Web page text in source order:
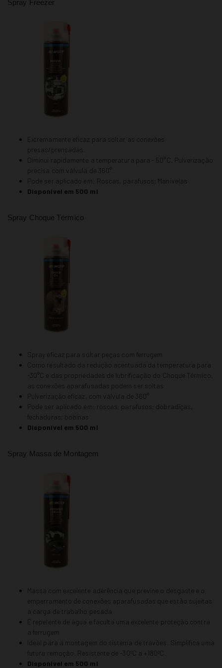
Spray Freezer
Extremamente eficaz para soltar as conexões
presas/prensadas.
Diminui rapidamente a temperatura para - 50°C. Pulverização
precisa com válvula de 360°.
Pode ser aplicado em: Roscas, parafusos; Manivelas
Disponível em 500 ml
Spray Choque Térmico
Spray eficaz para soltar peças com ferrugem
Como resultado da redução acentuada da temperatura para
-30°C e das propriedades de lubrificação do Choque Térmico,
as conexões aparafusadas podem ser soltas
Pulverização eficaz, com válvula de 360°
Pode ser aplicado em: roscas, parafusos; dobradiças,
fechaduras; bobinas
Disponível em 500 ml
Spray Massa de Montagem
Massa com excelente aderência que previne o desgaste e o
emperramento de conexões aparafusadas que estão sujeitas
a carga de trabalho pesada
É repelente de água e faculta uma excelente proteção contra
a ferrugem
Ideal para a montagem do sistema de travões. Simplifica uma
futura remoção. Resistente de -30ºC a +180ºC.
Disponível em 500 ml